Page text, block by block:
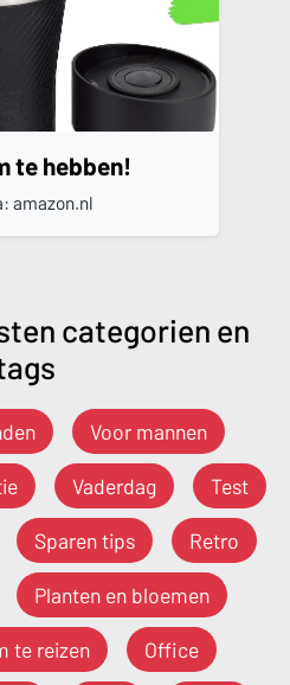
te hebben!
amazon.nl
categorien en
Voor mannen
Vaderdag Test
Sparen tips Retro
Planten en bloemen
te reizen Office